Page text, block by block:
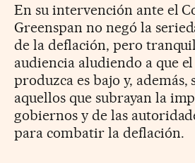
En su intervención ante el
Greenspan no negó la
de la deflación, pero
audiencia aludiendo a que
produzca es bajo y, además,
aquellos que subrayan la
gobiernos y de las
para combatir la deflación.